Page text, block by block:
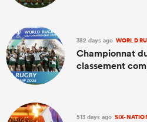
382 days ago WORLD
Championnat
classement
513 days ago SIX-